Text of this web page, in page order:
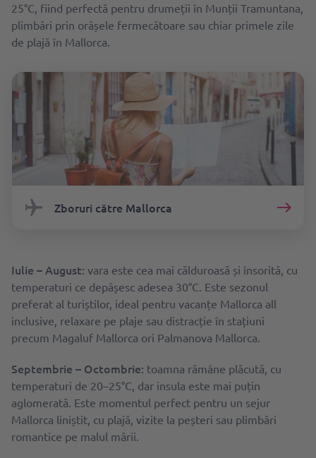
25°C, fiind perfectă pentru drumeții în Munții Tramuntana,
plimbări prin orășele fermecătoare sau chiar primele zile
de plajă în Mallorca.
Zboruri către Mallorca
Iulie – August: vara este cea mai călduroasă și însorită, cu
temperaturi ce depășesc adesea 30°C. Este sezonul
preferat al turiștilor, ideal pentru vacanțe Mallorca all
inclusive, relaxare pe plaje sau distracție în stațiuni
precum Magaluf Mallorca ori Palmanova Mallorca.
Septembrie – Octombrie: toamna rămâne plăcută, cu
temperaturi de 20–25°C, dar insula este mai puțin
aglomerată. Este momentul perfect pentru un sejur
Mallorca liniștit, cu plajă, vizite la peșteri sau plimbări
romantice pe malul mării.